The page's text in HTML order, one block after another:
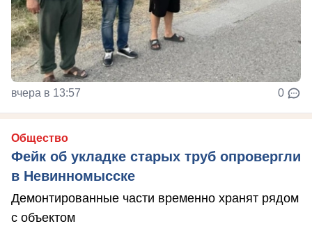
вчера в 13:57 0
Общество
Фейк об укладке старых труб опровергли
в Невинномысске
Демонтированные части временно хранят рядом
с объектом